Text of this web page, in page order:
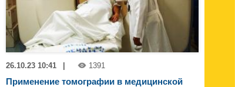
26.10.23 10:41 | 1391
Применение томографии в медицинской